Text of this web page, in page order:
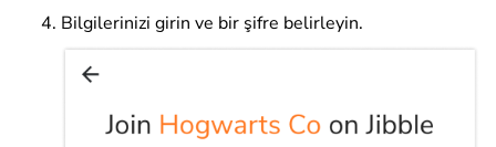
Bilgilerinizi girin ve bir şifre belirleyin.